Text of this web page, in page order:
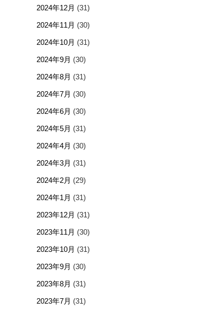
2024年12月 (31)
2024年11月 (30)
2024年10月 (31)
2024年9月 (30)
2024年8月 (31)
2024年7月 (30)
2024年6月 (30)
2024年5月 (31)
2024年4月 (30)
2024年3月 (31)
2024年2月 (29)
2024年1月 (31)
2023年12月 (31)
2023年11月 (30)
2023年10月 (31)
2023年9月 (30)
2023年8月 (31)
2023年7月 (31)